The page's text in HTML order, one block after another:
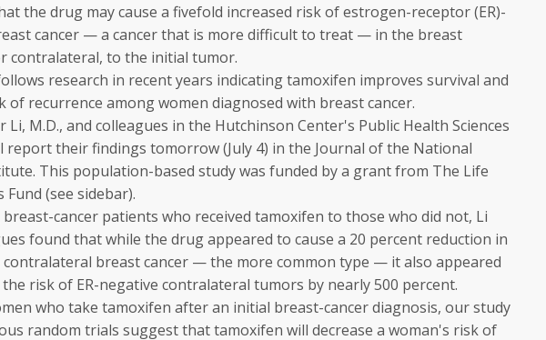
the drug may cause a fivefold increased risk of estrogen-receptor (ER)-
cancer — a cancer that is more difficult to treat — in the breast
contralateral, to the initial tumor.
research in recent years indicating tamoxifen improves survival and
of recurrence among women diagnosed with breast cancer.
Li, M.D., and colleagues in the Hutchinson Center's Public Health Sciences
report their findings tomorrow (July 4) in the Journal of the National
. This population-based study was funded by a grant from The Life
Fund (see sidebar).
cancer patients who received tamoxifen to those who did not, Li
found that while the drug appeared to cause a 20 percent reduction in
contralateral breast cancer — the more common type — it also appeared
risk of ER-negative contralateral tumors by nearly 500 percent.
who take tamoxifen after an initial breast-cancer diagnosis, our study
random trials suggest that tamoxifen will decrease a woman's risk of